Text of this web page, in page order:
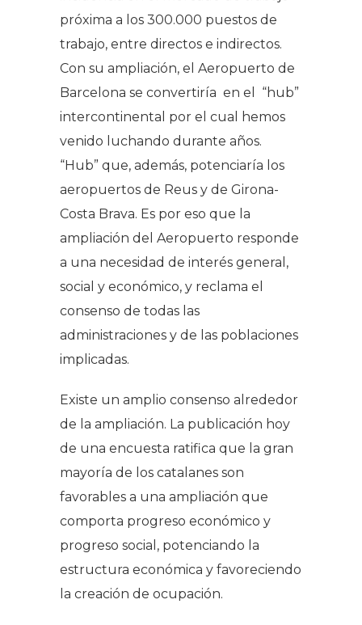
próxima a los 300.000 puestos de
trabajo, entre directos e indirectos.
Con su ampliación, el Aeropuerto de
Barcelona se convertiría en el “hub”
intercontinental por el cual hemos
venido luchando durante años.
“Hub” que, además, potenciaría los
aeropuertos de Reus y de Girona-
Costa Brava. Es por eso que la
ampliación del Aeropuerto responde
a una necesidad de interés general,
social y económico, y reclama el
consenso de todas las
administraciones y de las poblaciones
implicadas.
Existe un amplio consenso alrededor
de la ampliación. La publicación hoy
de una encuesta ratifica que la gran
mayoría de los catalanes son
favorables a una ampliación que
comporta progreso económico y
progreso social, potenciando la
estructura económica y favoreciendo
la creación de ocupación.